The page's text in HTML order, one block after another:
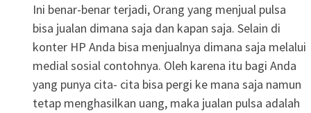
Ini benar-benar terjadi, Orang yang menjual pulsa
bisa jualan dimana saja dan kapan saja. Selain di
konter HP Anda bisa menjualnya dimana saja melalui
medial sosial contohnya. Oleh karena itu bagi Anda
yang punya cita- cita bisa pergi ke mana saja namun
tetap menghasilkan uang, maka jualan pulsa adalah